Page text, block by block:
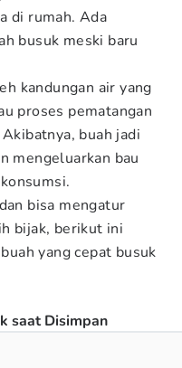
di rumah. Ada
busuk meski baru
kandungan air yang
proses pematangan
buah jadi
mengeluarkan bau
bisa mengatur
bijak, berikut ini
yang cepat busuk
saat Disimpan